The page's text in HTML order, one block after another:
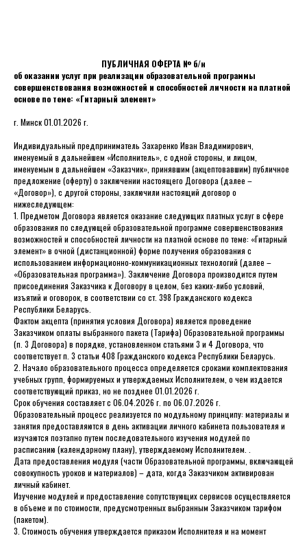
ПУБЛИЧНАЯ ОФЕРТА № б/н
об оказании услуг при реализации образовательной программы
совершенствования возможностей и способностей личности на платной
основе по теме: «Гитарный элемент»
г. Минск 01.01.2026 г.
Индивидуальный предприниматель Захаренко Иван Владимирович,
именуемый в дальнейшем «Исполнитель», с одной стороны, и лицом,
именуемым в дальнейшем «Заказчик», принявшим (акцептовавшим) публичное
предложение (оферту) о заключении настоящего Договора (далее –
«Договор»), с другой стороны, заключили настоящий договор о
нижеследующем:
1. Предметом Договора является оказание следующих платных услуг в сфере
образования по следующей образовательной программе совершенствования
возможностей и способностей личности на платной основе по теме: «Гитарный
элемент» в очной (дистанционной) форме получения образования с
использованием информационно-коммуникационных технологий (далее –
«Образовательная программа»). Заключение Договора производится путем
присоединения Заказчика к Договору в целом, без каких-либо условий,
изъятий и оговорок, в соответствии со ст. 398 Гражданского кодекса
Республики Беларусь.
Фактом акцепта (принятия условия Договора) является проведение
Заказчиком оплаты выбранного пакета (Тарифа) Образовательной программы
(п. 3 Договора) в порядке, установленном статьями 3 и 4 Договора, что
соответствует п. 3 статьи 408 Гражданского кодекса Республики Беларусь.
2. Начало образовательного процесса определяется сроками комплектования
учебных групп, формируемых и утверждаемых Исполнителем, о чем издается
соответствующий приказ, но не позднее 01.01.2026 г.
Срок обучения составляет с 06.04.2026 г. по 06.07.2026 г.
Образовательный процесс реализуется по модульному принципу: материалы и
занятия предоставляются в день активации личного кабинета пользователя и
изучаются поэтапно путем последовательного изучения модулей по
расписанию (календарному плану), утверждаемому Исполнителем. .
Дата предоставления модуля (части Образовательной программы, включающей
совокупность уроков и материалов) – дата, когда Заказчиком активирован
личный кабинет.
Изучение модулей и предоставление сопутствующих сервисов осуществляется
в объеме и по стоимости, предусмотренных выбранным Заказчиком тарифом
(пакетом).
3. Стоимость обучения утверждается приказом Исполнителя и на момент